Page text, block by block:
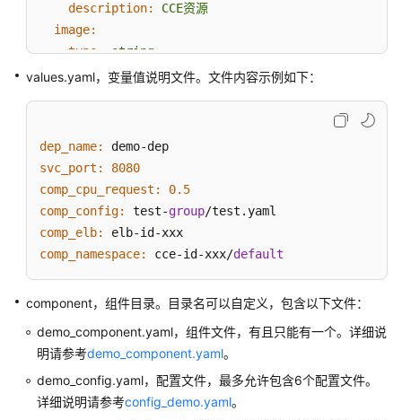
建
组
件
使
YAML
配
置
的
容
方
式
建
description:
CCE资源
image:
type: string
description: 工作负载镜像
value
default: {"persons": [{"name" :"tom" , "age":
description: map、list、object类型的结合数据
values.yaml，变量值说明文件。文件内容示例如下：
dep_name:
svc_port:
8080
comp_cpu_request:
0.5
comp_config:
test-group
comp_elb:
comp_namespace:
cce-id-xxx/default
component，组件目录。目录名可以自定义，包含以下文件：
demo_component.yaml，组件文件，有且只能有一个。详细说
明请参考demo_component.yaml。
demo_config.yaml，配置文件，最多允许包含6个配置文件。
详细说明请参考config_demo.yaml。